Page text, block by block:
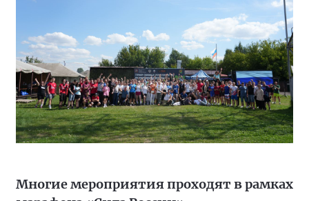
Многие мероприятия проходят в рамках